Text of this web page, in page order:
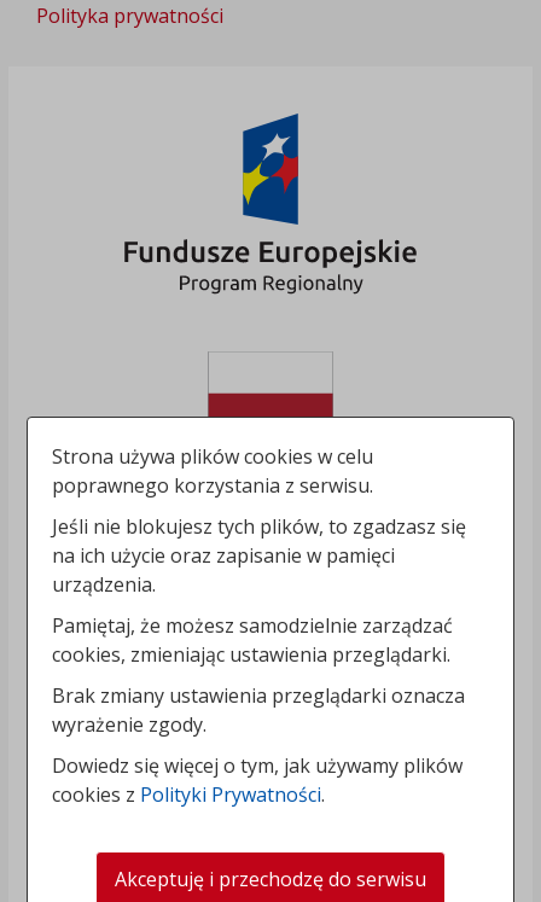
Polityka prywatności
Strona używa plików cookies w celu
poprawnego korzystania z serwisu.
Jeśli nie blokujesz tych plików, to zgadzasz się
na ich użycie oraz zapisanie w pamięci
urządzenia.
Pamiętaj, że możesz samodzielnie zarządzać
cookies, zmieniając ustawienia przeglądarki.
Brak zmiany ustawienia przeglądarki oznacza
wyrażenie zgody.
Dowiedz się więcej o tym, jak używamy plików
cookies z Polityki Prywatności.
Akceptuję i przechodzę do serwisu